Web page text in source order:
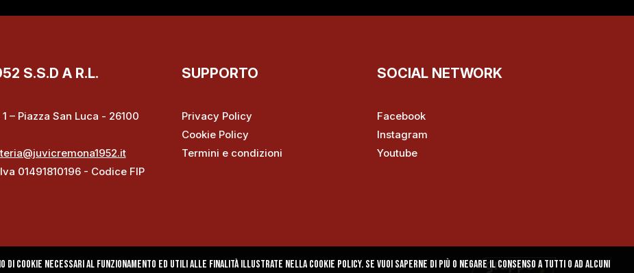
S.S.D A R.L.
– Piazza San Luca - 26100
01491810196 - Codice FIP
SUPPORTO
Privacy Policy
Cookie Policy
Termini e condizioni
SOCIAL NETWORK
Facebook
Instagram
Youtube
cookie necessari al funzionamento ed utili alle finalità illustrate nella cookie policy. Se vuoi saperne di più o negare il consenso a tutti o ad alcuni